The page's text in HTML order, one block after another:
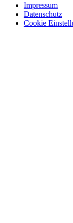
Impressum
Datenschutz
Cookie